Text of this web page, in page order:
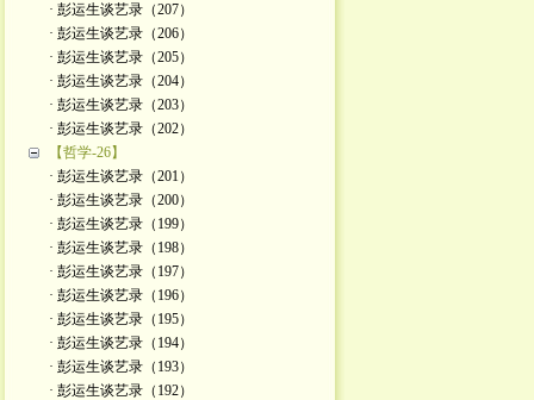
· 彭运生谈艺录（207）
· 彭运生谈艺录（206）
· 彭运生谈艺录（205）
· 彭运生谈艺录（204）
· 彭运生谈艺录（203）
· 彭运生谈艺录（202）
【哲学-26】
· 彭运生谈艺录（201）
· 彭运生谈艺录（200）
· 彭运生谈艺录（199）
· 彭运生谈艺录（198）
· 彭运生谈艺录（197）
· 彭运生谈艺录（196）
· 彭运生谈艺录（195）
· 彭运生谈艺录（194）
· 彭运生谈艺录（193）
· 彭运生谈艺录（192）